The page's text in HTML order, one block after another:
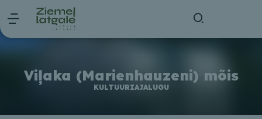
Viļaka (Marienhauzeni) mõis
KULTUURIAJALUGU